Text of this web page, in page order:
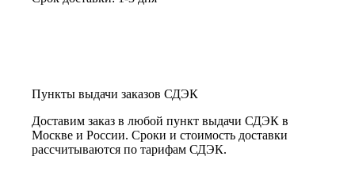
Пункты выдачи заказов СДЭК
Доставим заказ в любой пункт выдачи СДЭК в
Москве и России. Сроки и стоимость доставки
рассчитываются по тарифам СДЭК.